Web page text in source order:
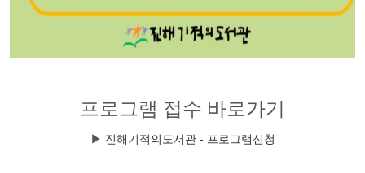
프로그램 접수 바로가기
▶ 진해기적의도서관 - 프로그램신청